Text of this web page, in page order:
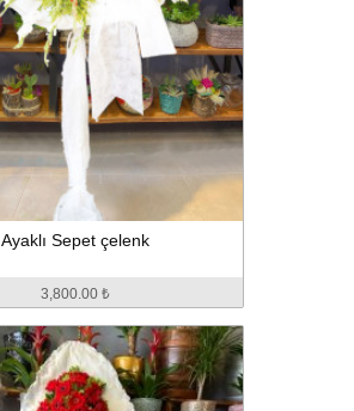
Ayaklı Sepet çelenk
3,800.00 ₺